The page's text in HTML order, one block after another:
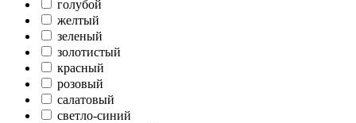
голубой
желтый
зеленый
золотистый
красный
розовый
салатовый
светло-синий